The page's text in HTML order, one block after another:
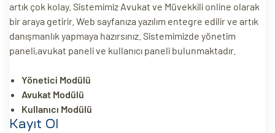
artık çok kolay. Sistemimiz Avukat ve Müvekkili online olarak
bir araya getirir. Web sayfanıza yazılım entegre edilir ve artık
danışmanlık yapmaya hazırsınız. Sistemimizde yönetim
paneli,avukat paneli ve kullanıcı paneli bulunmaktadır.
Yönetici Modülü
Avukat Modülü
Kullanıcı Modülü
Kayıt Ol